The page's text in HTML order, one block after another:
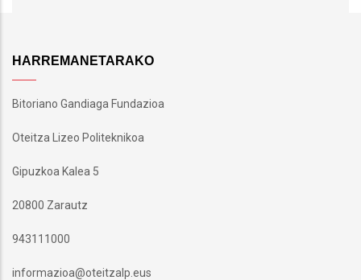
HARREMANETARAKO
Bitoriano Gandiaga Fundazioa
Oteitza Lizeo Politeknikoa
Gipuzkoa Kalea 5
20800 Zarautz
943111000
informazioa@oteitzalp.eus